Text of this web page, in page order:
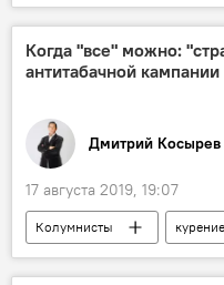
необлагаемый налогом
Латвия
Когда "все" можно:
антитабачной кампании
Дмитрий Косырев
17 августа 2019, 19:07
Колумнисты курение